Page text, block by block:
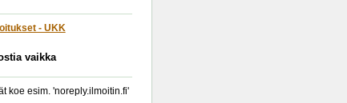
- UKK
vaikka
koe esim. 'noreply.ilmoitin.fi'